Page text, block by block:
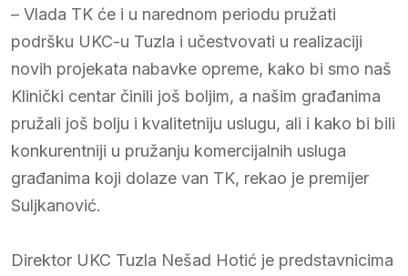
– Vlada TK će i u narednom periodu pružati
podršku UKC-u Tuzla i učestvovati u realizaciji
novih projekata nabavke opreme, kako bi smo naš
Klinički centar činili još boljim, a našim građanima
pružali još bolju i kvalitetniju uslugu, ali i kako bi bili
konkurentniji u pružanju komercijalnih usluga
građanima koji dolaze van TK, rekao je premijer
Suljkanović.
Direktor UKC Tuzla Nešad Hotić je predstavnicima